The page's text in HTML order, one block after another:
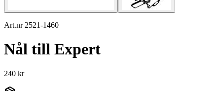
Art.nr 2521-1460
Nål till Expert
240 kr